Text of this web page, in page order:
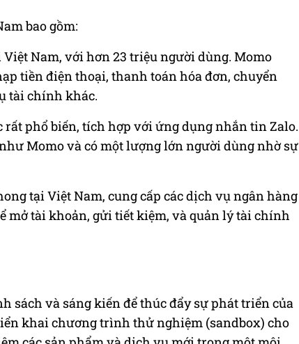
bao gồm:
Nam, với hơn 23 triệu người dùng. Momo
tiền điện thoại, thanh toán hóa đơn, chuyển
tài chính khác.
rất phổ biến, tích hợp với ứng dụng nhắn tin Zalo.
Momo và có một lượng lớn người dùng nhờ sự
tại Việt Nam, cung cấp các dịch vụ ngân hàng
mở tài khoản, gửi tiết kiệm, và quản lý tài chính
sách và sáng kiến để thúc đẩy sự phát triển của
khai chương trình thử nghiệm (sandbox) cho